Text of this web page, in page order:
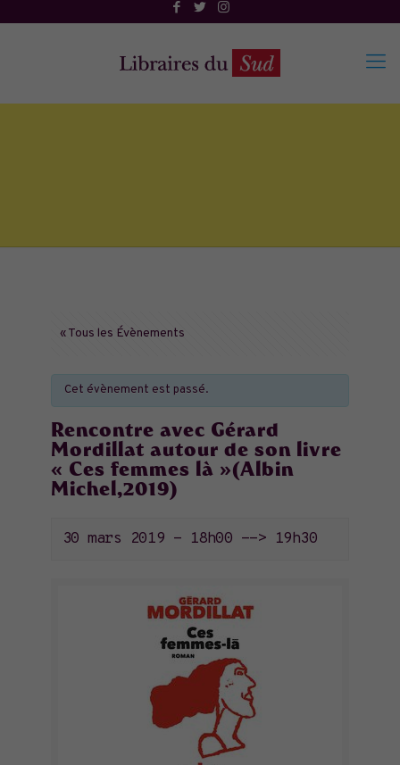
« Tous les Évènements
Cet évènement est passé.
Rencontre avec Gérard
Mordillat autour de son livre
« Ces femmes là »(Albin
Michel,2019)
30 mars 2019 - 18h00 --> 19h30